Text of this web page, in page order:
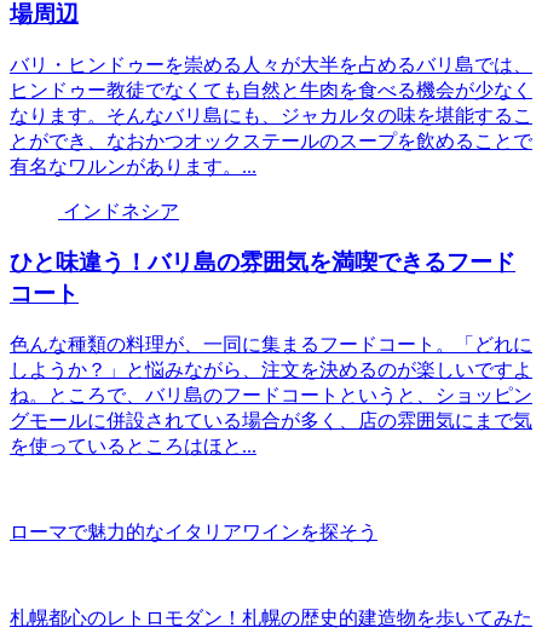
場周辺
バリ・ヒンドゥーを崇める人々が大半を占めるバリ島では、
ヒンドゥー教徒でなくても自然と牛肉を食べる機会が少なく
なります。そんなバリ島にも、ジャカルタの味を堪能するこ
とができ、なおかつオックステールのスープを飲めることで
有名なワルンがあります。...
インドネシア
ひと味違う！バリ島の雰囲気を満喫できるフード
コート
色んな種類の料理が、一同に集まるフードコート。「どれに
しようか？」と悩みながら、注文を決めるのが楽しいですよ
ね。ところで、バリ島のフードコートというと、ショッピン
グモールに併設されている場合が多く、店の雰囲気にまで気
を使っているところはほと...
ローマで魅力的なイタリアワインを探そう
札幌都心のレトロモダン！札幌の歴史的建造物を歩いてみた